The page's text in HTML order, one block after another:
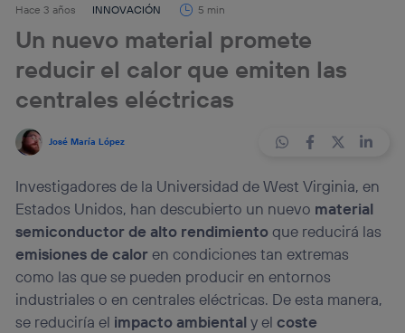
Hace 3 años INNOVACIÓN 5 min
Un nuevo material promete
reducir el calor que emiten las
centrales eléctricas
José María López
Investigadores de la Universidad de West Virginia, en
Estados Unidos, han descubierto un nuevo material
semiconductor de alto rendimientoque reducirá las
emisiones de caloren condiciones tan extremas
como las que se pueden producir en entornos
industriales o en centrales eléctricas. De esta manera,
se reduciría el impacto ambientaly elcoste